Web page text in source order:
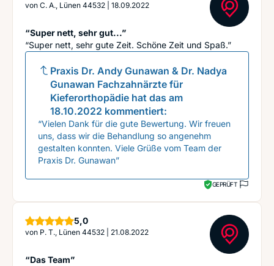
von C. A., Lünen 44532 18.09.2022
“Super nett, sehr gut...”
“Super nett, sehr gute Zeit. Schöne Zeit und Spaß.”
Praxis Dr. Andy Gunawan & Dr. Nadya
Gunawan Fachzahnärzte für
Kieferorthopädie hat das am
18.10.2022 kommentiert:
“Vielen Dank für die gute Bewertung. Wir freuen
uns, dass wir die Behandlung so angenehm
gestalten konnten. Viele Grüße vom Team der
Praxis Dr. Gunawan”
GEPRÜFT
5,0Sterne
von P. T., Lünen 44532 21.08.2022
“Das Team”